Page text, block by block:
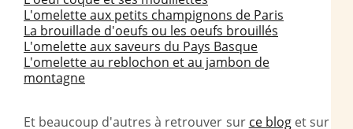
L'omelette aux petits champignons de Paris
La brouillade d'oeufs ou les oeufs brouillés
L'omelette aux saveurs du Pays Basque
L'omelette au reblochon et au jambon de
montagne
Et beaucoup d'autres à retrouver sur ce bloget sur